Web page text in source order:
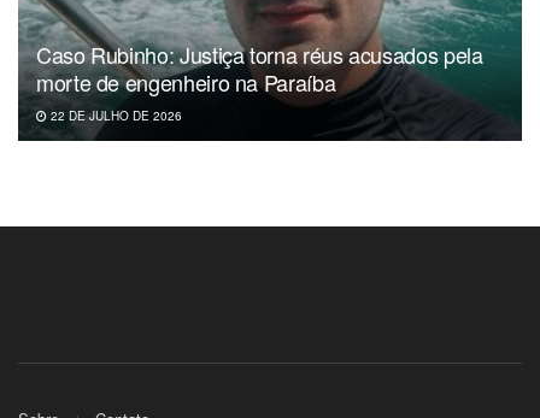
Caso Rubinho: Justiça torna réus acusados pela
morte de engenheiro na Paraíba
22 DE JULHO DE 2026